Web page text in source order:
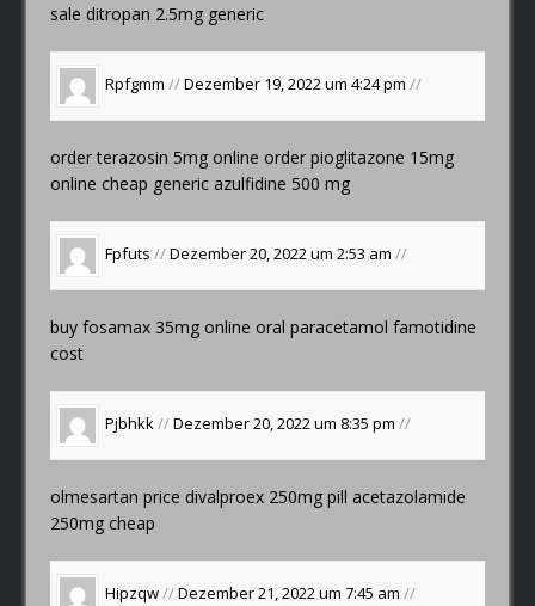
sale ditropan 2.5mg generic
Rpfgmm //Dezember 19, 2022 um 4:24 pm//
order terazosin 5mg onlineorder pioglitazone 15mg
online cheap generic azulfidine 500 mg
Fpfuts //Dezember 20, 2022 um 2:53 am//
buy fosamax 35mg onlineoral paracetamol famotidine
cost
Pjbhkk//Dezember 20, 2022 um 8:35 pm//
olmesartan price divalproex 250mg pill acetazolamide
250mg cheap
Hipzqw//Dezember 21, 2022 um 7:45 am//